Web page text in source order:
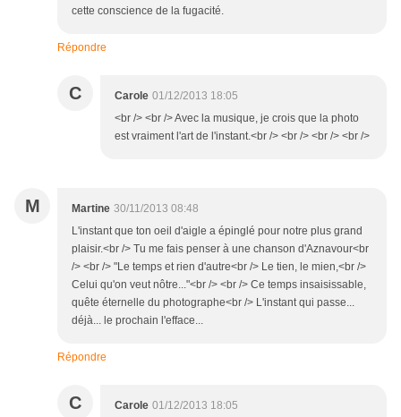
cette conscience de la fugacité.
Répondre
C Carole 01/12/2013 18:05
<br /> <br /> Avec la musique, je crois que la photo
est vraiment l'art de l'instant.<br /> <br /> <br /> <br />
M Martine 30/11/2013 08:48
L'instant que ton oeil d'aigle a épinglé pour notre plus grand
plaisir.<br /> Tu me fais penser à une chanson d'Aznavour<br
/> <br /> "Le temps et rien d'autre<br /> Le tien, le mien,<br />
Celui qu'on veut nôtre..."<br /> <br /> Ce temps insaisissable,
quête éternelle du photographe<br /> L'instant qui passe...
déjà... le prochain l'efface...
Répondre
C Carole 01/12/2013 18:05